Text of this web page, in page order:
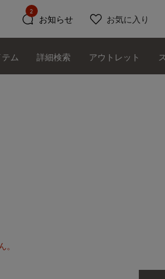
お知らせ
2
お気に入り
ム 詳細検索 アウトレット
。